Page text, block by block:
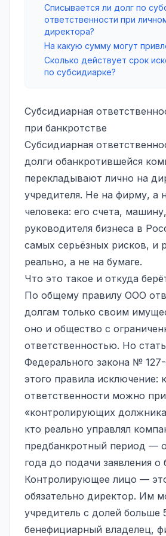
Списывается ли долг по
ответственности при
директора?
На какую сумму могут
Сколько действует срок
по субсидиарке?
Субсидиарная
при банкротстве
Субсидиарная
долги обанкротившейся
перекладывают лично на
учредителя. Не на фирму, а
человека: его счета,
руководителя бизнеса в
самых серьёзных рисков, и
реально, а не на бумаге.
Что это такое и откуда
По общему правилу ООО
долгам только своим
оно и общество с
ответственностью. Но
Федерального закона №
этого правила исключение: к
ответственности можно
«контролирующих
кто реально управлял
предбанкротный период —
года до подачи заявления о
Контролирующее лицо —
обязательно директор. Им
учредитель с долей больше
бенефициарный владелец,